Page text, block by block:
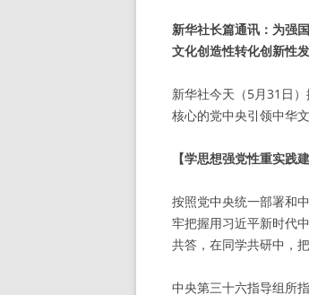
新华社长篇通讯：为强
文化创造性转化创新性
新华社今天（5月31日
核心的党中央引领中华
【学思想强党性重实践
按照党中央统一部署和
牢把握用习近平新时代
共答，在同学共研中，
中央第三十六指导组所